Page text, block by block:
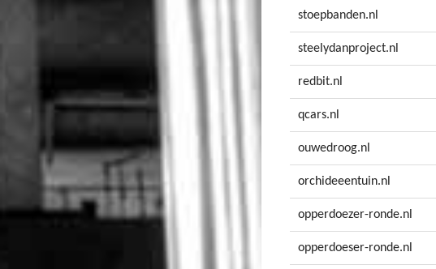
stoepbanden.nl
steelydanproject.nl
redbit.nl
qcars.nl
ouwedroog.nl
orchideeentuin.nl
opperdoezer-ronde.nl
opperdoeser-ronde.nl